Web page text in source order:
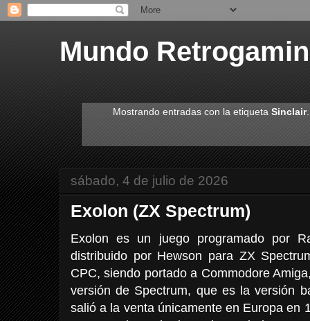
Mundo
Mostrando entradas con la etiquetaSinclair
sábado, 4 de julio de 2026
Exolon (ZX Spectrum)
Exolon es un juego programado por
distribuido por Hewson para ZX
CPC, siendo portado a Commodore
versión de Spectrum, que es la versión
salió a la venta únicamente en Europa en